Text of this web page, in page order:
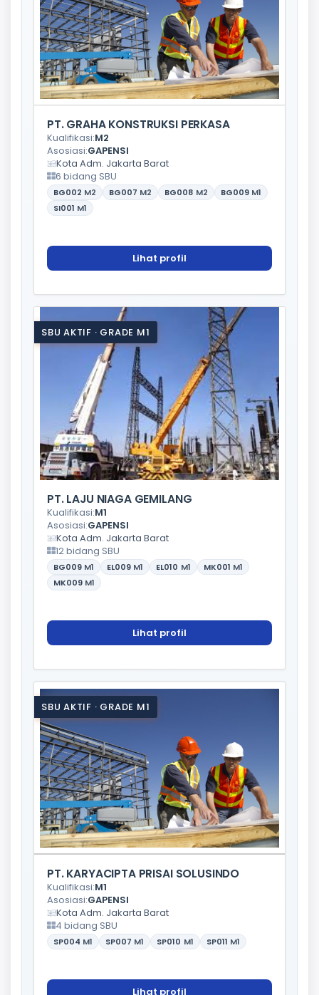
PT. GRAHA KONSTRUKSI PERKASA
Kualifikasi:M2
Asosiasi:GAPENSI
Kota Adm. Jakarta Barat
6 bidang SBU
BG002 M2 BG007 M2 BG008 M2 BG009 M1
SI001 M1
Lihat profil
SBU AKTIF · GRADE M1
PT. LAJU NIAGA GEMILANG
Kualifikasi:M1
Asosiasi:GAPENSI
Kota Adm. Jakarta Barat
12 bidang SBU
BG009 M1 EL009 M1 EL010 M1 MK001 M1
MK009 M1
Lihat profil
SBU AKTIF · GRADE M1
PT. KARYACIPTA PRISAI SOLUSINDO
Kualifikasi:M1
Asosiasi:GAPENSI
Kota Adm. Jakarta Barat
4 bidang SBU
SP004 M1 SP007 M1 SP010 M1 SP011 M1
Lihat profil